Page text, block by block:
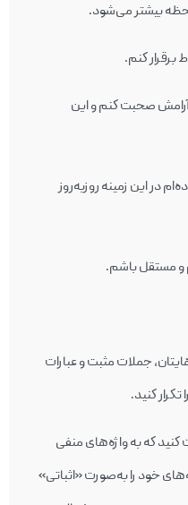
بيشتر می‌شود.
برقرار كنم.
صحبت كنم و اين
در این زمینه روزبه‌روز
و مستقل باشم.
جملات مثبت و عبارات
كنيد.
كه به واژه‌های منفی
خود را به‌صورت «اثباتی»